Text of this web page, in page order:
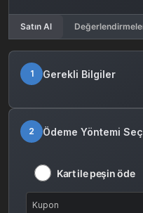
Satın Al
1 Gerekli Bilgiler
2 Ödeme Yöntemi Seç
Kart ile peşin öde